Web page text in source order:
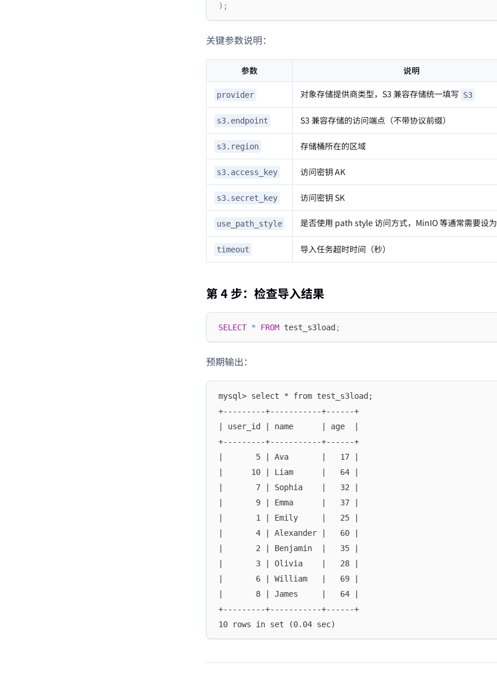
) ;
关键参数说明：
参数 说明
provider 对象存储提供商类型，S3 兼容存储统一填写 S3
s3.endpoint S3 兼容存储的访问端点（不带协议前缀）
s3.region 存储桶所在的区域
s3.access_key 访问密钥 AK
s3.secret_key 访问密钥 SK
use_path_style 是否使用 path style 访问方式，MinIO 等通常需要设为
timeout 导入任务超时时间（秒）
第 4 步：检查导入结果
SELECT * FROM test_s3load ;
预期输出：
mysql> select * from test_s3load;
+---------+-----------+------+
| user_id | name      | age  |
+---------+-----------+------+
|       5 | Ava       |   17 |
|      10 | Liam      |   64 |
|       7 | Sophia    |   32 |
|       9 | Emma      |   37 |
|       1 | Emily     |   25 |
|       4 | Alexander |   60 |
|       2 | Benjamin  |   35 |
|       3 | Olivia    |   28 |
|       6 | William   |   69 |
|       8 | James     |   64 |
+---------+-----------+------+
10 rows in set (0.04 sec)